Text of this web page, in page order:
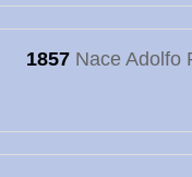
1857Nace Adolfo